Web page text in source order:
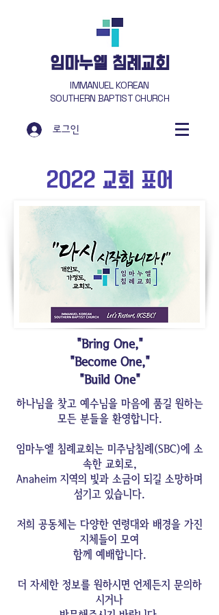
​임마누엘 침례교회
IMMANUEL KOREAN
SOUTHERN BAPTIST CHURCH
로그인
2022 교회 표어
"Bring One,"
"Become One,"
"Build One"
하나님을 찾고 예수님을 마음에 품길 원하는
모든 분들을 환영합니다.
임마누엘 침례교회는 미주남침례(SBC)에 소
속한 교회로,
Anaheim 지역의 빛과 소금이 되길 소망하며
섬기고 있습니다.
저희 공동체는 다양한 연령대와 배경을 가진
지체들이 모여
함께 예배합니다.
더 자세한 정보를 원하시면 언제든지 문의하
시거나